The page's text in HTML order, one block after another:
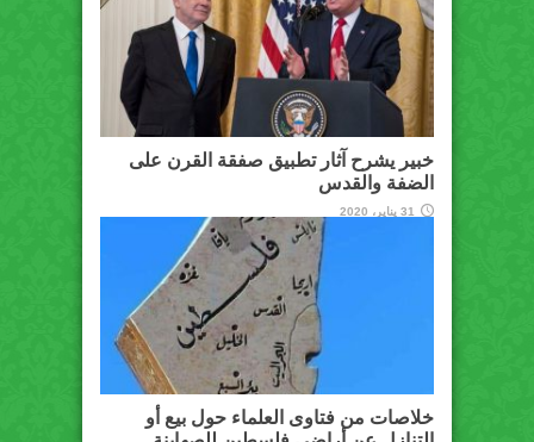
خبير يشرح آثار تطبيق صفقة القرن على
الضفة والقدس
31 يناير، 2020
خلاصات من فتاوى العلماء حول بيع أو